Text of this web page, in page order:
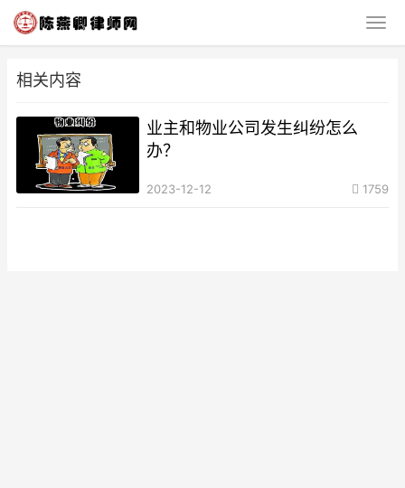
相关内容
业主和物业公司发生纠纷怎么
办？
2023-12-12 1759